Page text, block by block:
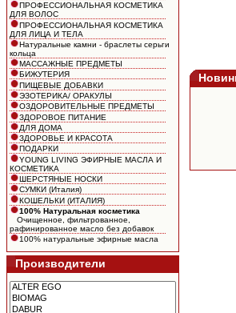
ПРОФЕССИОНАЛЬНАЯ КОСМЕТИКА
ДЛЯ ВОЛОС
ПРОФЕССИОНАЛЬНАЯ КОСМЕТИКА
ДЛЯ ЛИЦА И ТЕЛА
Натуральные камни - браслеты серьги
кольца
МАССАЖНЫЕ ПРЕДМЕТЫ
БИЖУТЕРИЯ
ПИЩЕВЫЕ ДОБАВКИ
ЭЗОТЕРИКА/ ОРАКУЛЫ
ОЗДОРОВИТЕЛЬНЫЕ ПРЕДМЕТЫ
ЗДОРОВОЕ ПИТАНИЕ
ДЛЯ ДОМА
ЗДОРОВЬЕ И КРАСОТА
ПОДАРКИ
YOUNG LIVING ЭФИРНЫЕ МАСЛА И
КОСМЕТИКА
ШЕРСТЯНЫЕ НОСКИ
СУМКИ (Италия)
КОШЕЛЬКИ (ИТАЛИЯ)
100% Натуральная косметика
Oчищенное, фильтрованное,
рафинированное масло без добавок
100% натуральные эфирные масла
Производители